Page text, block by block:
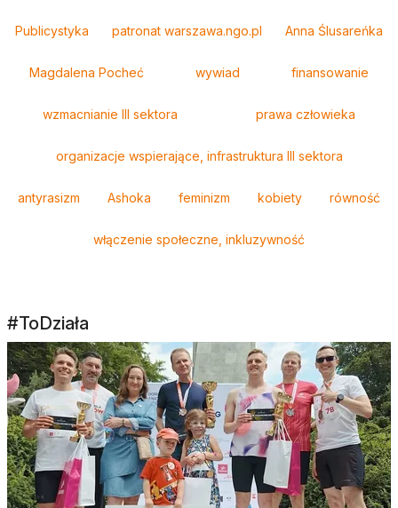
Publicystyka patronat warszawa.ngo.pl Anna Ślusareńka
Magdalena Pocheć wywiad finansowanie
wzmacnianie III sektora prawa człowieka
organizacje wspierające, infrastruktura III sektora
antyrasizm Ashoka feminizm kobiety równość
włączenie społeczne, inkluzywność
#ToDziała